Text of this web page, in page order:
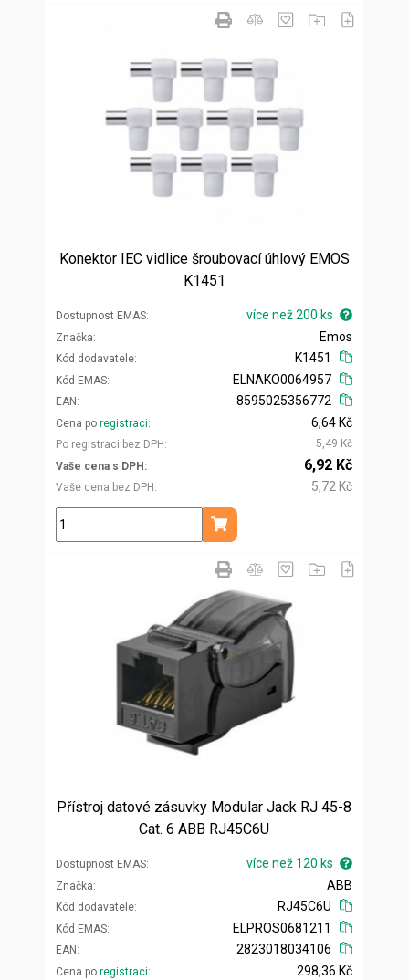
Konektor IEC vidlice šroubovací úhlový EMOS
K1451
Dostupnost EMAS více než 200 ks
Značka
Kód dodavatele
Emos
K1451
Kód EMAS
EAN
ELNAKO0064957
8595025356772
Cena po registraci
Po registraci bez DPH
6,64 Kč
5,49 Kč
Vaše cena s DPH
Vaše cena bez DPH
6,92 Kč
5,72 Kč
ks
Přidat do košíku
Přístroj datové zásuvky Modular Jack RJ 45-8
Cat. 6 ABB RJ45C6U
Dostupnost EMAS více než 120 ks
Značka
Kód dodavatele
ABB
RJ45C6U
Kód EMAS
EAN
ELPROS0681211
2823018034106
Cena po registraci
298,36 Kč